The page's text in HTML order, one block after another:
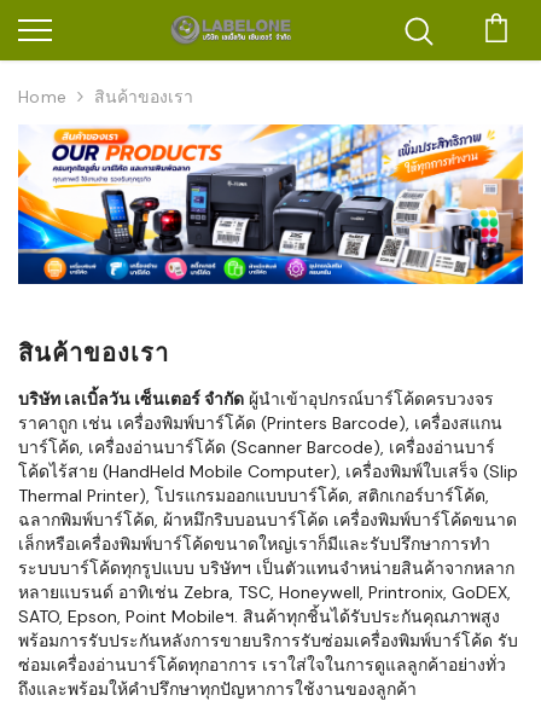
Home สินค้าของเรา
สินค้าของเรา
บริษัท เลเบิ้ลวัน เซ็นเตอร์ จำกัด ผู้นำเข้าอุปกรณ์บาร์โค้ดครบวงจร
ราคาถูก เช่น เครื่องพิมพ์บาร์โค้ด (Printers Barcode), เครื่องสแกน
บาร์โค้ด, เครื่องอ่านบาร์โค้ด (Scanner Barcode), เครื่องอ่านบาร์
โค้ดไร้สาย (HandHeld Mobile Computer), เครื่องพิมพ์ใบเสร็จ (Slip
Thermal Printer), โปรแกรมออกแบบบาร์โค้ด, สติกเกอร์บาร์โค้ด,
ฉลากพิมพ์บาร์โค้ด, ผ้าหมึกริบบอนบาร์โค้ด เครื่องพิมพ์บาร์โค้ดขนาด
เล็กหรือเครื่องพิมพ์บาร์โค้ดขนาดใหญ่เราก็มีและรับปรึกษาการทำ
ระบบบาร์โค้ดทุกรูปแบบ บริษัทฯ เป็นตัวแทนจำหน่ายสินค้าจากหลาก
หลายแบรนด์ อาทิเช่น Zebra, TSC, Honeywell, Printronix, GoDEX,
SATO, Epson, Point Mobileฯ. สินค้าทุกชิ้นได้รับประกันคุณภาพสูง
พร้อมการรับประกันหลังการขายบริการรับซ่อมเครื่องพิมพ์บาร์โค้ด รับ
ซ่อมเครื่องอ่านบาร์โค้ดทุกอาการ เราใส่ใจในการดูแลลูกค้าอย่างทั่ว
ถึงและพร้อมให้คำปรึกษาทุกปัญหาการใช้งานของลูกค้า